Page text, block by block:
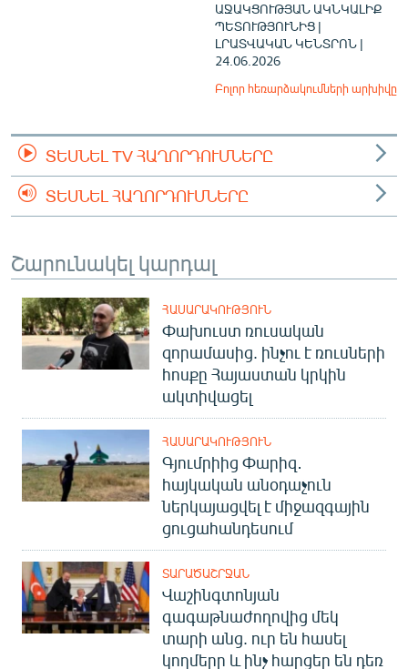
ԱՋԱԿՑՈՒԹՅԱՆ ԱԿՆԿԱԼԻՔ
ՊԵՏՈՒԹՅՈՒՆԻՑ |
ԼՐԱՏՎԱԿԱՆ ԿԵՆՏՐՈՆ |
24.06.2026
Բոլոր հեռարձակումների արխիվը
ՏԵՍՆԵԼ TV ՀԱՂՈՐԴՈՒՄՆԵՐԸ
ՏԵՍՆԵԼ ՀԱՂՈՐԴՈՒՄՆԵՐԸ
Շարունակել կարդալ
ՀԱՍԱՐԱԿՈՒԹՅՈՒՆ
Փախուստ ռուսական
զորամասից. ինչու է ռուսների
հոսքը Հայաստան կրկին
ակտիվացել
ՀԱՍԱՐԱԿՈՒԹՅՈՒՆ
Գյումրիից Փարիզ․
հայկական անօդաչուն
ներկայացվել է միջազգային
ցուցահանդեսում
ՏԱՐԱԾԱՇՐՋԱՆ
Վաշինգտոնյան
գագաթնաժողովից մեկ
տարի անց. ուր են հասել
կողմերը և ինչ հարցեր են դեռ